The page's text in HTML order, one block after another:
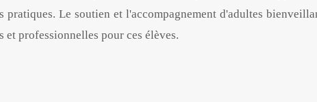
Le soutien et l'accompagnement d'adultes
professionnelles pour ces élèves.